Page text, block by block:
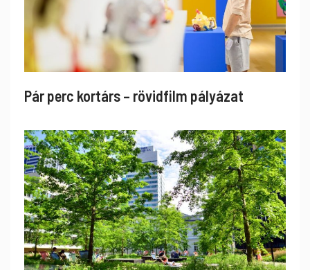
Pár perc kortárs – rövidfilm pályázat